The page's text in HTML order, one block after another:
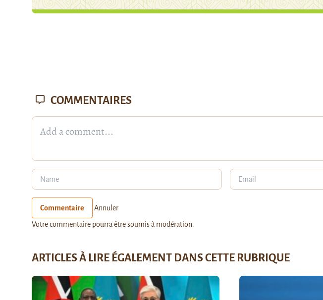
COMMENTAIRES
Commentaire Annuler
Votre commentaire pourra être soumis à modération.
ARTICLES À LIRE ÉGALEMENT DANS CETTE RUBRIQUE